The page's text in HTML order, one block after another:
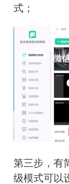
式；
第三步，有
级模式可以